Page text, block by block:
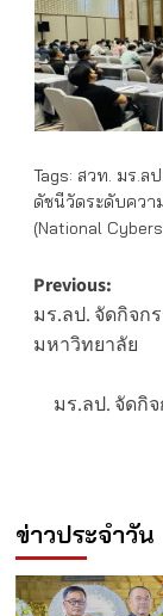
Tags: สวท. มร.ล
ดัชนีวัดระดับควา
(National
Post
Previous:
มร.ลป. จัดกิจ
มหาวิทยาลัย
มร.ลป. จัดกิ
ข่าวประจำวัน